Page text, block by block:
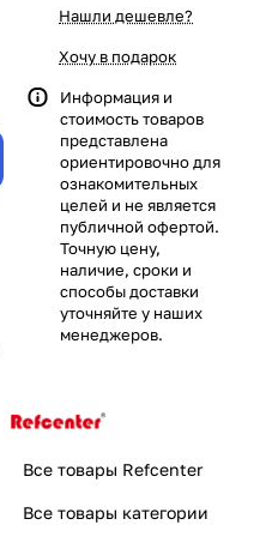
Нашли дешевле?
Хочу в подарок
Информация и
стоимость товаров
представлена
ориентировочно для
ознакомительных
целей и не является
публичной офертой.
Точную цену,
наличие, сроки и
способы доставки
уточняйте у наших
менеджеров.
Все товары Refcenter
Все товары категории